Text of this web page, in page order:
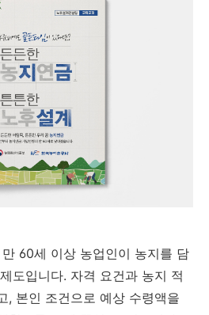
60세 이상 농업인이 농지를 담
도입니다. 자격 요건과 농지 적
, 본인 조건으로 예상 수령액을